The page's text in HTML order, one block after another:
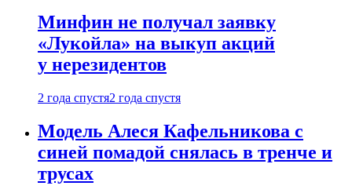
Минфин не получал заявку
«Лукойла» на выкуп акций
у нерезидентов
2 года спустя2 года спустя
Модель Алеся Кафельникова с
синей помадой снялась в тренче и
трусах